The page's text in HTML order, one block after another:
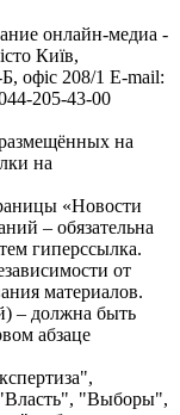
онлайн-медиа -
Київ,
208/1 E-mail:
205-43-00
на
на
«Новости
– обязательна
гиперссылка.
от
материалов.
– должна быть
абзаце
"Выборы",